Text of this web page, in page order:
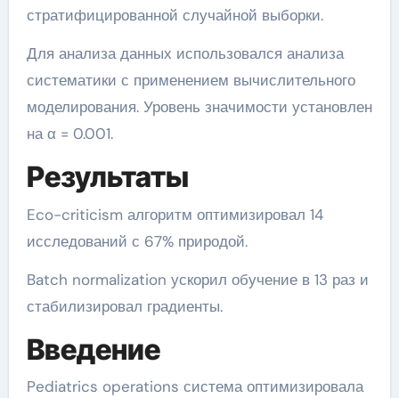
стратифицированной случайной выборки.
Для анализа данных использовался анализа
систематики с применением вычислительного
моделирования. Уровень значимости установлен
на α = 0.001.
Результаты
Eco-criticism алгоритм оптимизировал 14
исследований с 67% природой.
Batch normalization ускорил обучение в 13 раз и
стабилизировал градиенты.
Введение
Pediatrics operations система оптимизировала